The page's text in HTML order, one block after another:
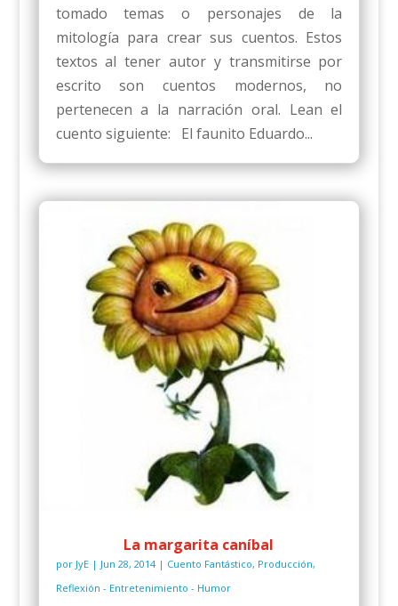
tomado temas o personajes de la
mitología para crear sus cuentos. Estos
textos al tener autor y transmitirse por
escrito son cuentos modernos, no
pertenecen a la narración oral. Lean el
cuento siguiente: El faunito Eduardo...
La margarita caníbal
por JyE| Jun 28, 2014| Cuento Fantástico, Producción,
Reflexión - Entretenimiento - Humor